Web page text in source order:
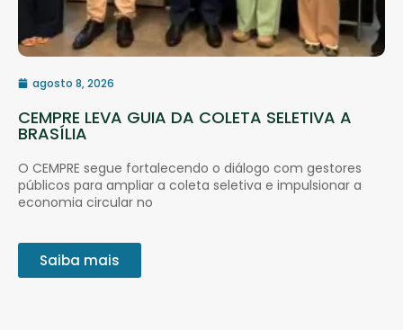
agosto 8, 2026
CEMPRE LEVA GUIA DA COLETA SELETIVA A
BRASÍLIA
O CEMPRE segue fortalecendo o diálogo com gestores
públicos para ampliar a coleta seletiva e impulsionar a
economia circular no
Saiba mais